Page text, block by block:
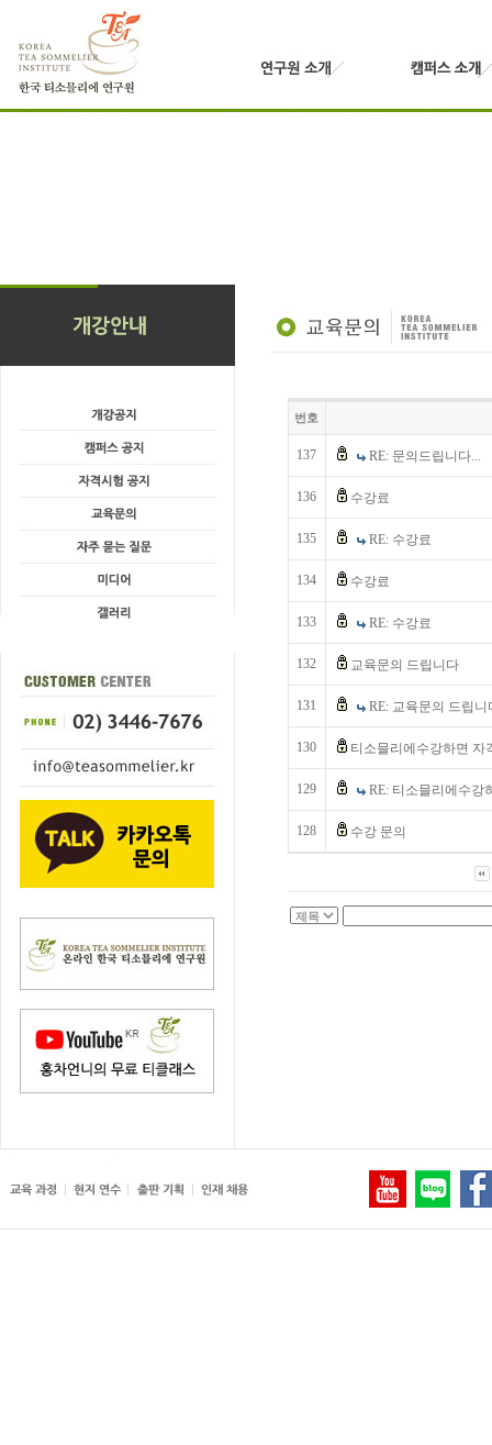
번호
137 RE: 문의드립니다...
136 수강료
135 RE: 수강료
134 수강료
133 RE: 수강료
132 교육문의 드립니다
131 RE: 교육문의 드립니
130 티소믈리에수강하면 자
129 RE: 티소믈리에수강
128 수강 문의